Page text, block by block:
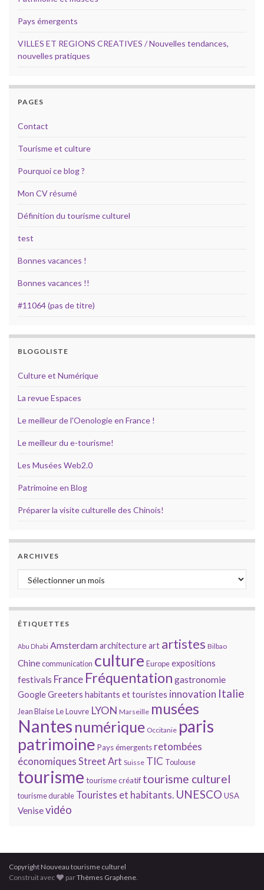
Pays émergents
VILLES ET REGIONS CREATIVES / Nouvelles tendances,
nouvelles pratiques
PAGES
Contact
Tourisme et culture
Pourquoi ce blog ?
Mon CV résumé
Définition du tourisme culturel
test
Bonnes vacances !
Bonnes vacances !!
#11064 (pas de titre)
BLOGOLISTE
Culture et Numérique
La revue Espaces
Le meilleur de l'Oenologie en France !
Le meilleur du e-tourisme!
Les Musées Web2.0
Patrimoine en Blog
Préparer la visite culturelle des Chinois!
ARCHIVES
Archives
ÉTIQUETTES
Abu Dhabi Amsterdamarchitectureart artistes Bilbao
Chinecommunication culture Europeexpositions
festivals France Fréquentation gastronomie
GoogleGreeters habitants et touristes innovation Italie
Jean BlaiseLe Louvre LYON Marseille musées
Nantes numérique Occitanie paris
patrimoine Pays émergents retombées
économiques Street Art Suisse TIC Toulouse
tourisme tourisme créatif tourisme culturel
tourisme durable Touristes et habitants. UNESCO USA
Venisevidéo
Copyright Nouveau tourisme culturel
Construit avec
parThèmes Graphene.